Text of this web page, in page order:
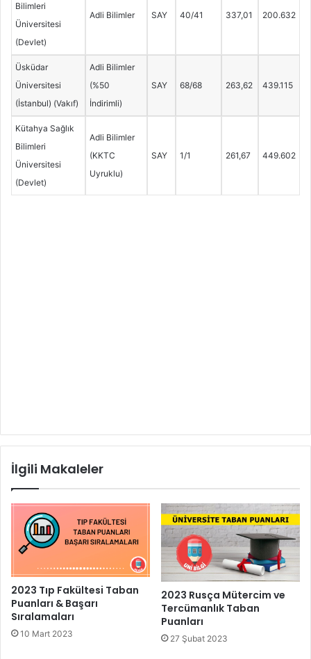
Bilimleri
Üniversitesi
(Devlet)
Adli Bilimler SAY 40/41 337,01 200.632
Üsküdar
Üniversitesi
(İstanbul) (Vakıf)
Adli Bilimler
(%50
İndirimli)
SAY 68/68 263,62 439.115
Kütahya Sağlık
Bilimleri
Üniversitesi
(Devlet)
Adli Bilimler
(KKTC
Uyruklu)
SAY 1/1 261,67 449.602
İlgili Makaleler
2023 Tıp Fakültesi Taban
Puanları & Başarı
Sıralamaları
10 Mart 2023
2023 Rusça Mütercim ve
Tercümanlık Taban
Puanları
27 Şubat 2023